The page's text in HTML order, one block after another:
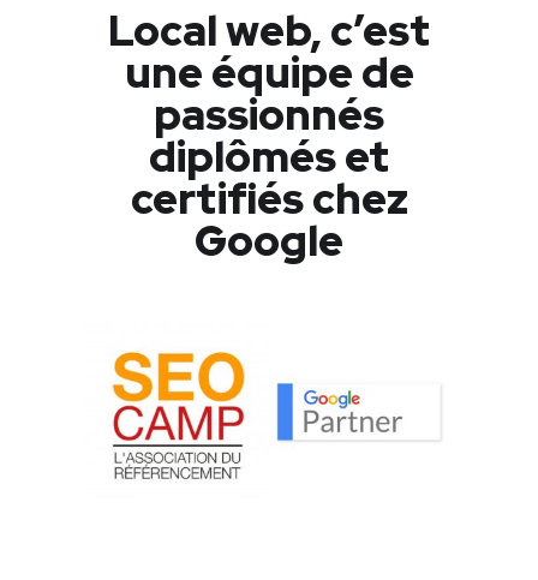
Local web, c’est
une équipe de
passionnés
diplômés et
certifiés chez
Google